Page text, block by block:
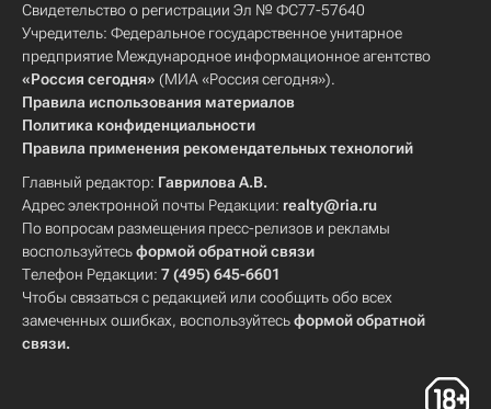
Свидетельство о регистрации Эл № ФС77-57640
Учредитель: Федеральное государственное унитарное
предприятие Международное информационное агентство
«Россия сегодня» (МИА «Россия сегодня»).
Правила использования материалов
Политика конфиденциальности
Правила применения рекомендательных технологий
Главный редактор: Гаврилова А.В.
Адрес электронной почты Редакции: realty@ria.ru
По вопросам размещения пресс-релизов и рекламы
воспользуйтесьформой обратной связи
Телефон Редакции: 7 (495) 645-6601
Чтобы связаться с редакцией или сообщить обо всех
замеченных ошибках, воспользуйтесьформой обратной
связи.